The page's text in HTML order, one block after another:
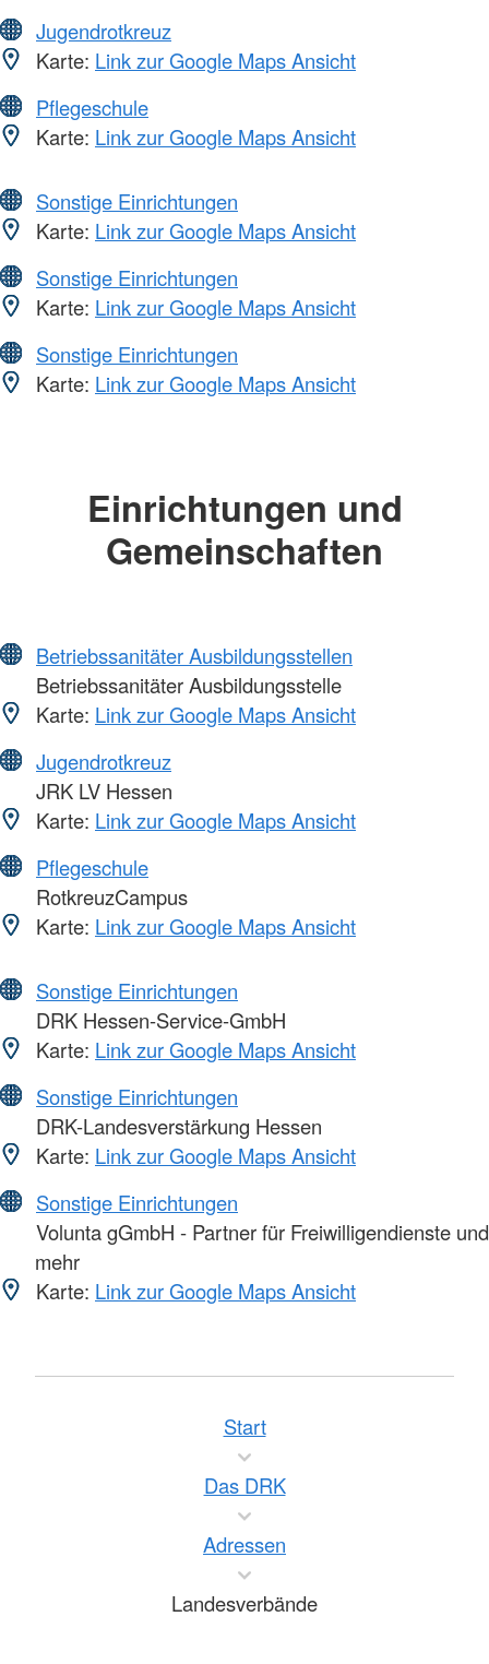
Jugendrotkreuz
Karte: Link zur Google Maps Ansicht
Pflegeschule
Karte: Link zur Google Maps Ansicht
Sonstige Einrichtungen
Karte: Link zur Google Maps Ansicht
Sonstige Einrichtungen
Karte: Link zur Google Maps Ansicht
Sonstige Einrichtungen
Karte: Link zur Google Maps Ansicht
Einrichtungen und
Gemeinschaften
Betriebssanitäter Ausbildungsstellen
Betriebssanitäter Ausbildungsstelle
Karte: Link zur Google Maps Ansicht
Jugendrotkreuz
JRK LV Hessen
Karte: Link zur Google Maps Ansicht
Pflegeschule
RotkreuzCampus
Karte: Link zur Google Maps Ansicht
Sonstige Einrichtungen
DRK Hessen-Service-GmbH
Karte: Link zur Google Maps Ansicht
Sonstige Einrichtungen
DRK-Landesverstärkung Hessen
Karte: Link zur Google Maps Ansicht
Sonstige Einrichtungen
Volunta gGmbH - Partner für Freiwilligendienste und
mehr
Karte: Link zur Google Maps Ansicht
Start
Das DRK
Adressen
Landesverbände